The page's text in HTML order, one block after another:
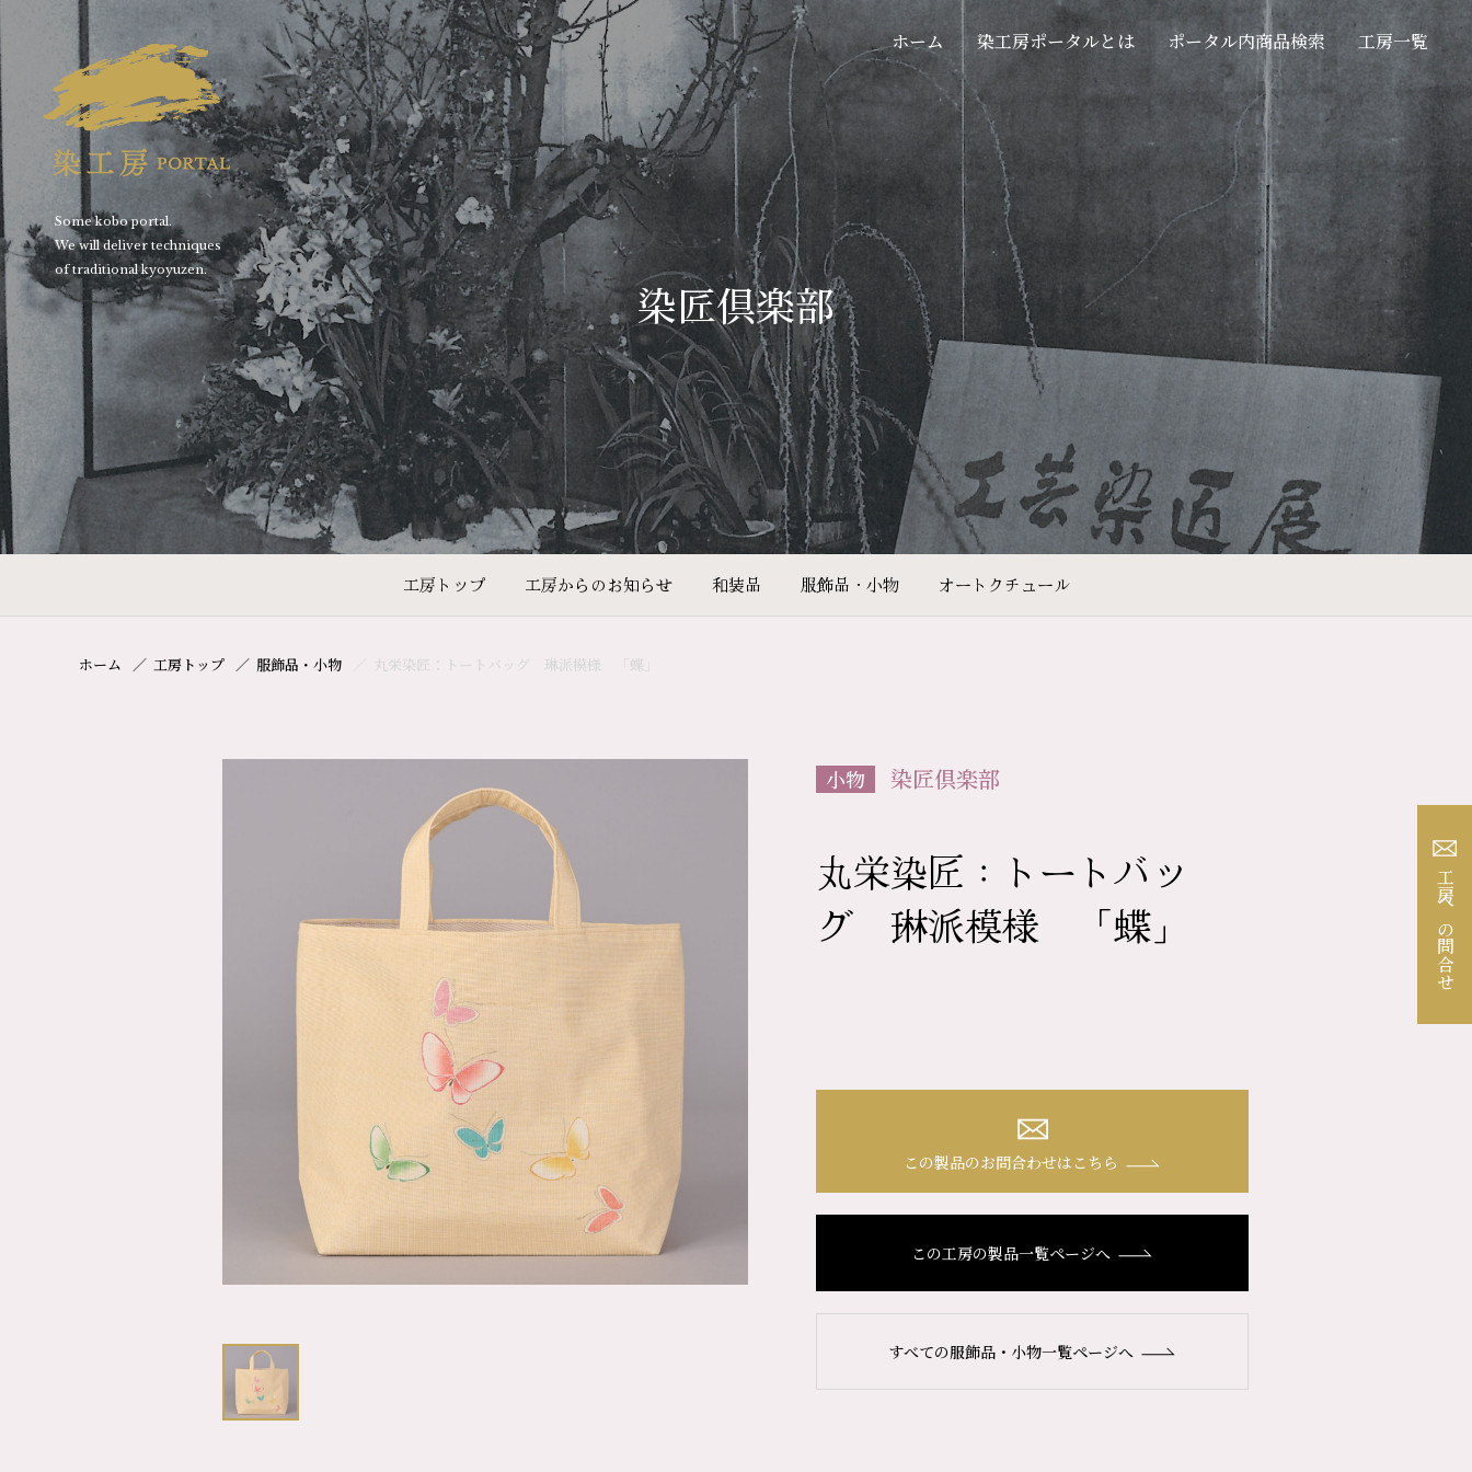
Some kobo portal.
We will deliver techniques
of traditional kyoyuzen.
ホーム 染工房ポータルとは ポータル内商品検索 工房一覧
染匠倶楽部
工房トップ 工房からのお知らせ 和装品 服飾品・小物 オートクチュール
工房への問合せ
ホーム 工房トップ 服飾品・小物 丸栄染匠：トートバッグ 琳派模様 「蝶」
小物 染匠倶楽部
丸栄染匠：トートバッ
グ 琳派模様 「蝶」
この製品のお問合わせはこちら
この工房の製品一覧ページへ
すべての服飾品・小物一覧ページへ